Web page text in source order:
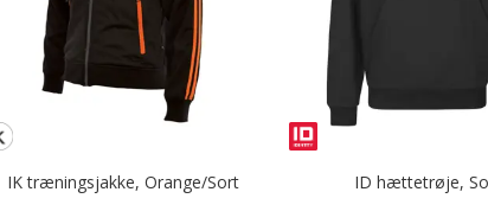
IK træningsjakke, Orange/Sort ID hættetrøje,